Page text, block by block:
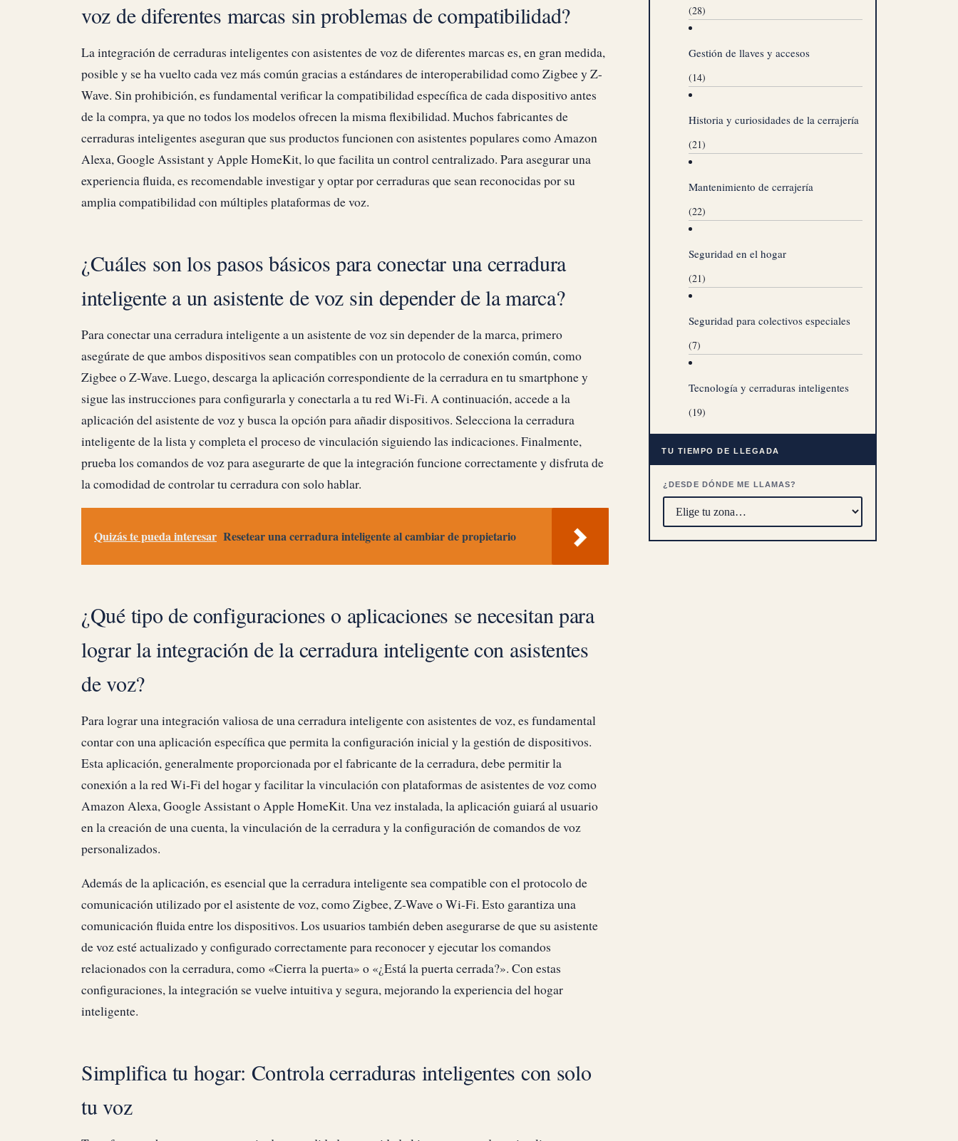
voz de diferentes marcas sin problemas de compatibilidad?
La integración de cerraduras inteligentes con asistentes de voz de diferentes marcas es, en gran medida,
posible y se ha vuelto cada vez más común gracias a estándares de interoperabilidad como Zigbee y Z-
Wave. Sin prohibición, es fundamental verificar la compatibilidad específica de cada dispositivo antes
de la compra, ya que no todos los modelos ofrecen la misma flexibilidad. Muchos fabricantes de
cerraduras inteligentes aseguran que sus productos funcionen con asistentes populares como Amazon
Alexa, Google Assistant y Apple HomeKit, lo que facilita un control centralizado. Para asegurar una
experiencia fluida, es recomendable investigar y optar por cerraduras que sean reconocidas por su
amplia compatibilidad con múltiples plataformas de voz.
¿Cuáles son los pasos básicos para conectar una cerradura
inteligente a un asistente de voz sin depender de la marca?
Para conectar una cerradura inteligente a un asistente de voz sin depender de la marca, primero
asegúrate de que ambos dispositivos sean compatibles con un protocolo de conexión común, como
Zigbee o Z-Wave. Luego, descarga la aplicación correspondiente de la cerradura en tu smartphone y
sigue las instrucciones para configurarla y conectarla a tu red Wi-Fi. A continuación, accede a la
aplicación del asistente de voz y busca la opción para añadir dispositivos. Selecciona la cerradura
inteligente de la lista y completa el proceso de vinculación siguiendo las indicaciones. Finalmente,
prueba los comandos de voz para asegurarte de que la integración funcione correctamente y disfruta de
la comodidad de controlar tu cerradura con solo hablar.
Quizás te pueda interesar Resetear una cerradura inteligente al cambiar de propietario
¿Qué tipo de configuraciones o aplicaciones se necesitan para
lograr la integración de la cerradura inteligente con asistentes
de voz?
Para lograr una integración valiosa de una cerradura inteligente con asistentes de voz, es fundamental
contar con una aplicación específica que permita la configuración inicial y la gestión de dispositivos.
Esta aplicación, generalmente proporcionada por el fabricante de la cerradura, debe permitir la
conexión a la red Wi-Fi del hogar y facilitar la vinculación con plataformas de asistentes de voz como
Amazon Alexa, Google Assistant o Apple HomeKit. Una vez instalada, la aplicación guiará al usuario
en la creación de una cuenta, la vinculación de la cerradura y la configuración de comandos de voz
personalizados.
Además de la aplicación, es esencial que la cerradura inteligente sea compatible con el protocolo de
comunicación utilizado por el asistente de voz, como Zigbee, Z-Wave o Wi-Fi. Esto garantiza una
comunicación fluida entre los dispositivos. Los usuarios también deben asegurarse de que su asistente
de voz esté actualizado y configurado correctamente para reconocer y ejecutar los comandos
relacionados con la cerradura, como «Cierra la puerta» o «¿Está la puerta cerrada?». Con estas
configuraciones, la integración se vuelve intuitiva y segura, mejorando la experiencia del hogar
inteligente.
Simplifica tu hogar: Controla cerraduras inteligentes con solo
tu voz
(28)
Gestión de llaves y accesos
(14)
Historia y curiosidades de la cerrajería
(21)
Mantenimiento de cerrajería
(22)
Seguridad en el hogar
(21)
Seguridad para colectivos especiales
(7)
Tecnología y cerraduras inteligentes
(19)
TU TIEMPO DE LLEGADA
¿DESDE DÓNDE ME LLAMAS?